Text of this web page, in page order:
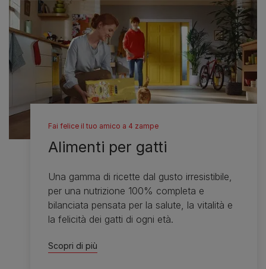
Fai felice il tuo amico a 4 zampe​
Alimenti per gatti
Una gamma di ricette dal gusto irresistibile,
per una nutrizione 100% completa e
bilanciata pensata per la salute, la vitalità e
la felicità dei gatti di ogni età.
Scopri di più